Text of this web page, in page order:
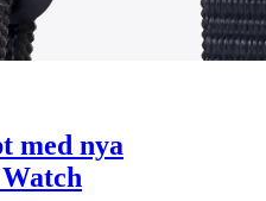
med nya